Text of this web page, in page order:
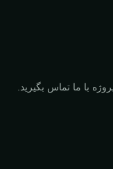
با ما تماس بگیرید.